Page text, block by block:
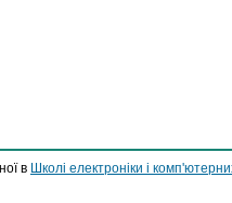
в Школі електроніки і